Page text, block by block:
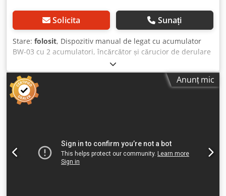
Solicita Sunați
Stare: folosit, Dispozitiv manual de legat cu acumulator
BW-03 cu 2 acumulatori, încărcător și cărucior de derulare
Cyklop și 2,5 role de bandă de legat. Dcjdpszrx Nxefx Aqiek
Anunț mic